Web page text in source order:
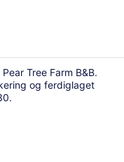
Tree Farm B&B.
og ferdiglaget